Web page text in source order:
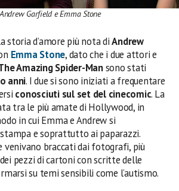
Garfield e Emma Stone
storia d’amore più nota diAndrew
Emma Stone, dato che i due attori e
Amazing Spider-Mansono stati
anni. I due si sono iniziati a frequentare
conosciuti sul set del cinecomic. La
tra le più amate di Hollywood, in
in cui Emma e Andrew si
e soprattutto ai paparazzi.
venivano braccati dai fotografi, più
pezzi di cartoni con scritte delle
su temi sensibili come l’autismo.